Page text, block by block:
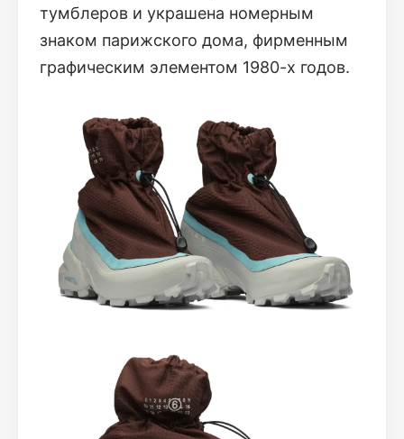
тумблеров и украшена номерным
знаком парижского дома, фирменным
графическим элементом 1980-х годов.